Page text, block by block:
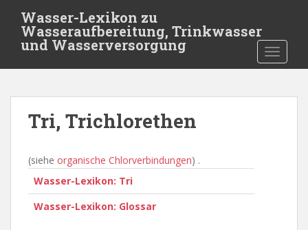
t
Wasser-Lexikon zu
Wasseraufbereitung, Trinkwasser
und Wasserversorgung
Tri, Trichlorethen
(siehe organische Chlorverbindungen) .
Wasser-Lexikon: Tri
Wasser-Lexikon: Glossar